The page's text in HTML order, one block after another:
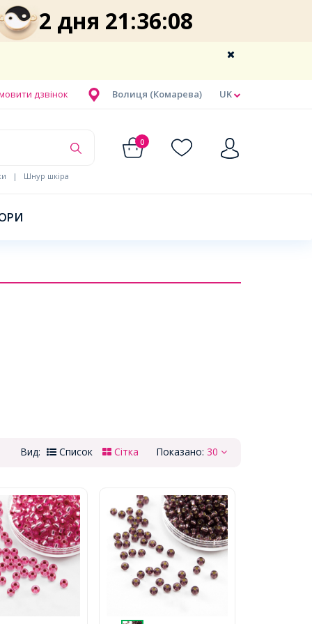
2 дня 21:36:07
UK
Волиця (Комарева)
дзвінок
0
| Шнур шкіра
Показано: 30
Вид: Список Сітка